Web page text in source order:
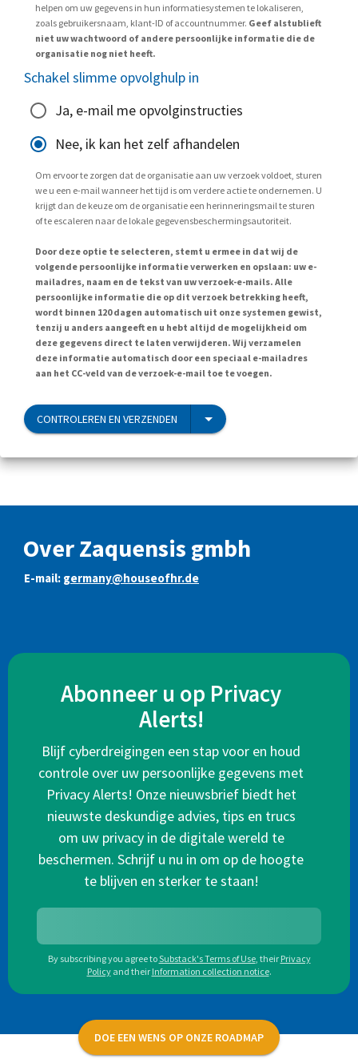
helpen om uw gegevens in hun informatiesystemen te lokaliseren,
zoals gebruikersnaam, klant-ID of accountnummer. Geef alstublieft
niet uw wachtwoord of andere persoonlijke informatie die de
organisatie nog niet heeft.
Schakel slimme opvolghulp in
Ja, e-mail me opvolginstructies
Nee, ik kan het zelf afhandelen
Om ervoor te zorgen dat de organisatie aan uw verzoek voldoet, sturen
we u een e-mail wanneer het tijd is om verdere actie te ondernemen. U
krijgt dan de keuze om de organisatie een herinneringsmail te sturen
of te escaleren naar de lokale gegevensbeschermingsautoriteit.
Door deze optie te selecteren, stemt u ermee in dat wij de
volgende persoonlijke informatie verwerken en opslaan: uw e-
mailadres, naam en de tekst van uw verzoek-e-mails. Alle
persoonlijke informatie die op dit verzoek betrekking heeft,
wordt binnen 120 dagen automatisch uit onze systemen gewist,
tenzij u anders aangeeft en u hebt altijd de mogelijkheid om
deze gegevens direct te laten verwijderen. Wij verzamelen
deze informatie automatisch door een speciaal e-mailadres
aan het CC-veld van de verzoek-e-mail toe te voegen.
CONTROLEREN EN VERZENDEN
Over Zaquensis gmbh
E-mail: germany@houseofhr.de
Abonneer u op Privacy
Alerts!
Blijf cyberdreigingen een stap voor en houd
controle over uw persoonlijke gegevens met
Privacy Alerts! Onze nieuwsbrief biedt het
nieuwste deskundige advies, tips en trucs
om uw privacy in de digitale wereld te
beschermen. Schrijf u nu in om op de hoogte
te blijven en sterker te staan!
By subscribing you agree toSubstack's Terms of Use, their Privacy
Policy and their Information collection notice.
DOE EEN WENS OP ONZE ROADMAP